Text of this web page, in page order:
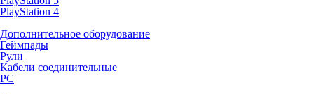
PlayStation 4
Дополнительное оборудование
Геймпады
Рули
Кабели соединительные
PC